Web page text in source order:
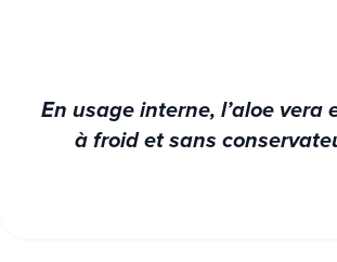
En usage interne, l’aloe
à froid et sans